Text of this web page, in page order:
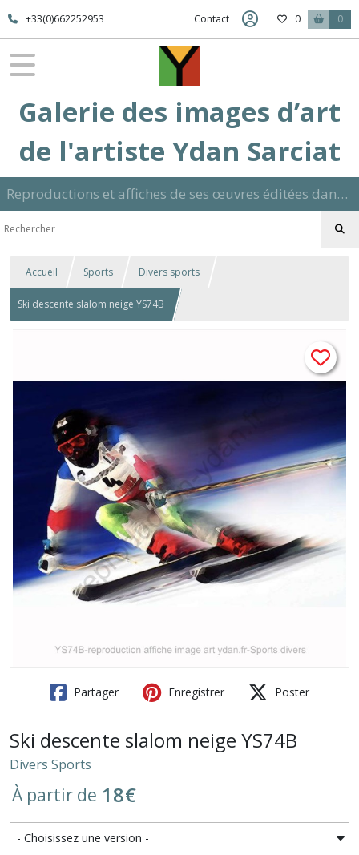
+33(0)662252953 Contact 0 0
Galerie des images d’art
de l'artiste Ydan Sarciat
Reproductions et affiches de ses œuvres éditées dans son atelier sur papier ou toile dans différents formats et signées manuscrite
Accueil Sports Divers sports
Ski descente slalom neige YS74B
Partager Enregistrer Poster
Ski descente slalom neige YS74B
Divers Sports
À partir de 18€